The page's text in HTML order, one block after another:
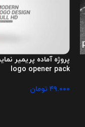
logo opener pack
۴۹.۰۰۰ تومان